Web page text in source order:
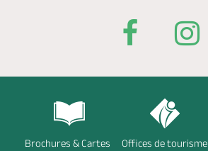
Brochures & Cartes Offices de tourisme